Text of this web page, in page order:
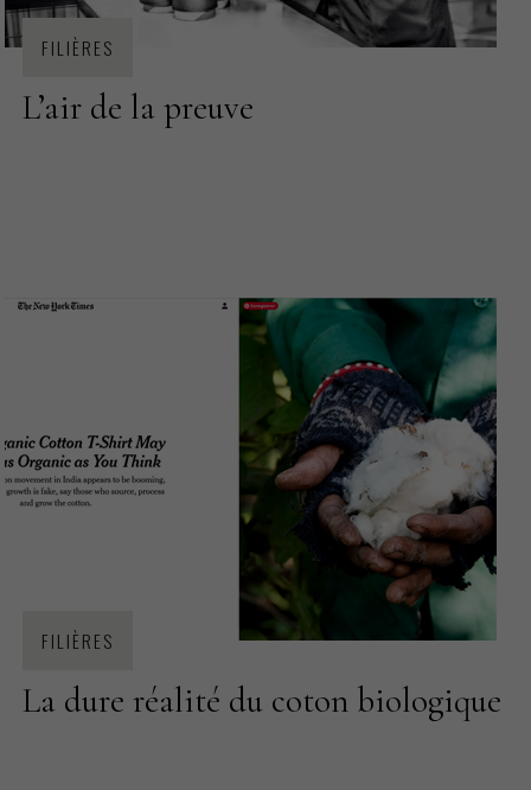
FILIÈRES
L’air de la preuve
FILIÈRES
La dure réalité du coton biologique